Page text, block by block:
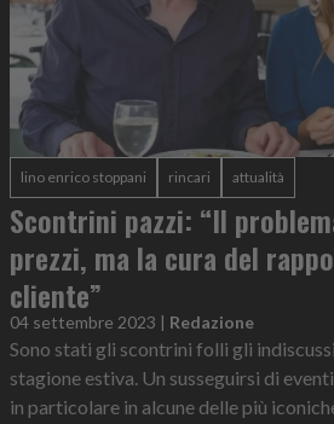
lino enrico stoppani rincari attualità
Scontrini pazzi: “Il
prezzi, ma la cura del
cliente”
04 settembre 2023 | Redazione
Sono stati gli scontrini folli gli
stagione estiva. Un susseguirsi di
in particolare in alcune delle più